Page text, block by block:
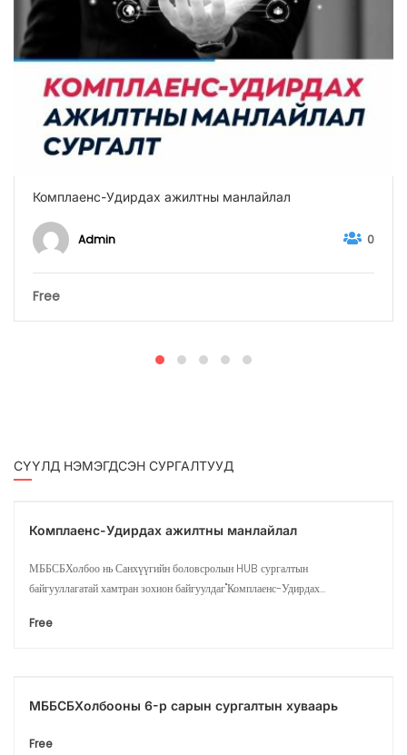
Комплаенс-Удирдах ажилтны манлайлал
Admin 0
Free
СҮҮЛД НЭМЭГДСЭН СУРГАЛТУУД
Комплаенс-Удирдах ажилтны манлайлал
МББСБХолбоо нь Санхүүгийн боловсролын HUB сургалтын
байгууллагатай хамтран зохион байгуулдаг"Комплаенс-Удирдах...
Free
МББСБХолбооны 6-р сарын сургалтын хуваарь
Free